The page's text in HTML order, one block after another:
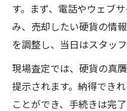
す。まず、電話やウェブ
み、売却したい硬貨の情
を調整し、当日はスタッ
現場査定では、硬貨の真
提示されます。納得でき
ことができ、手続きは完